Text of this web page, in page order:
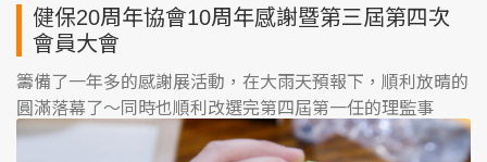
健保20周年協會10周年感謝暨第三屆第四次
會員大會
籌備了一年多的感謝展活動，在大雨天預報下，順利放晴的
圓滿落幕了～同時也順利改選完第四屆第一任的理監事